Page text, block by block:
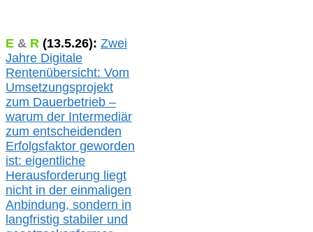
E & R (13.5.26): Zwei
Jahre Digitale
Rentenübersicht: Vom
Umsetzungsprojekt
zum Dauerbetrieb –
warum der Intermediär
zum entscheidenden
Erfolgsfaktor geworden
ist: eigentliche
Herausforderung liegt
nicht in der einmaligen
Anbindung, sondern in
langfristig stabiler und